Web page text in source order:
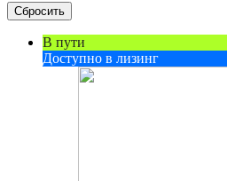
Сбросить
В пути
Доступно в лизинг